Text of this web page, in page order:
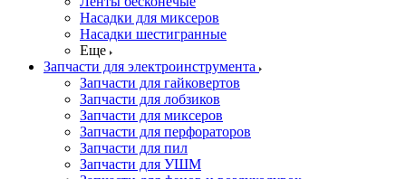
Насадки для миксеров
Насадки шестигранные
Еще
Запчасти для электроинструмента
Запчасти для гайковертов
Запчасти для лобзиков
Запчасти для миксеров
Запчасти для перфораторов
Запчасти для пил
Запчасти для УШМ